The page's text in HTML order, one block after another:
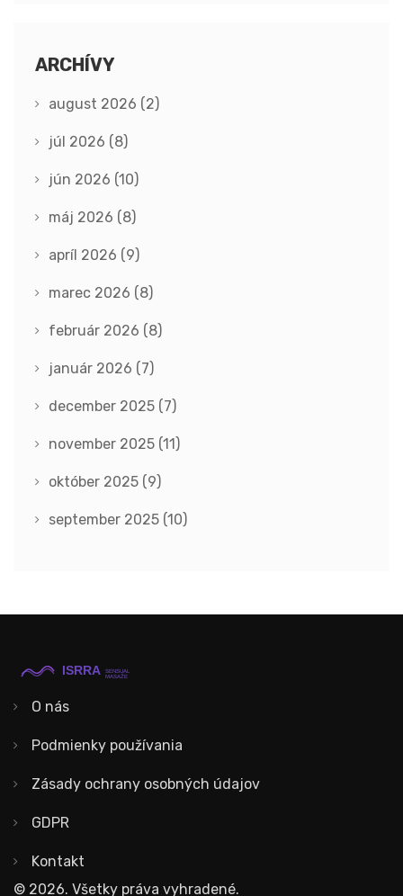
ARCHÍVY
august 2026 (2)
júl 2026 (8)
jún 2026 (10)
máj 2026 (8)
apríl 2026 (9)
marec 2026 (8)
február 2026 (8)
január 2026 (7)
december 2025 (7)
november 2025 (11)
október 2025 (9)
september 2025 (10)
O nás
Podmienky používania
Zásady ochrany osobných údajov
GDPR
Kontakt
© 2026. Všetky práva vyhradené.